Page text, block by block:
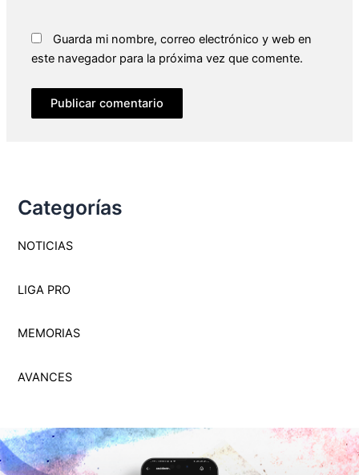
Guarda mi nombre, correo electrónico y web en
este navegador para la próxima vez que comente.
Categorías
NOTICIAS
LIGA PRO
MEMORIAS
AVANCES